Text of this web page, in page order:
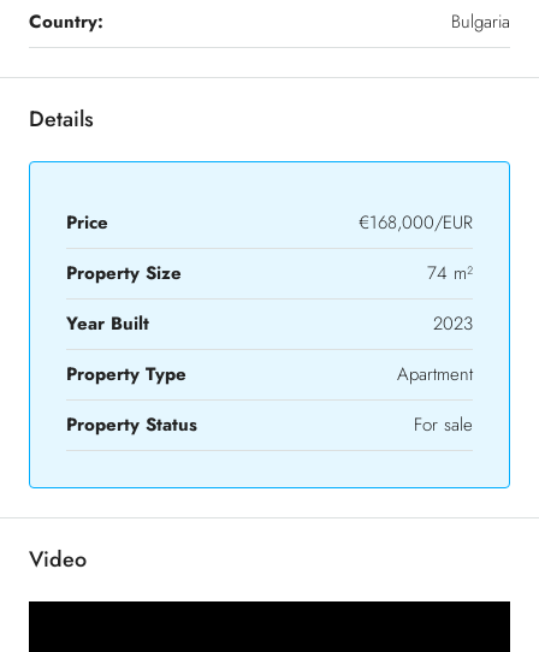
Country:
Bulgaria
Details
Price
€168,000/EUR
Property Size
74 m²
Year Built
2023
Property Type
Apartment
Property Status
For sale
Video